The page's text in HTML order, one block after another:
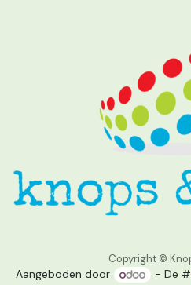
Copyright ©
Aangeboden door - De